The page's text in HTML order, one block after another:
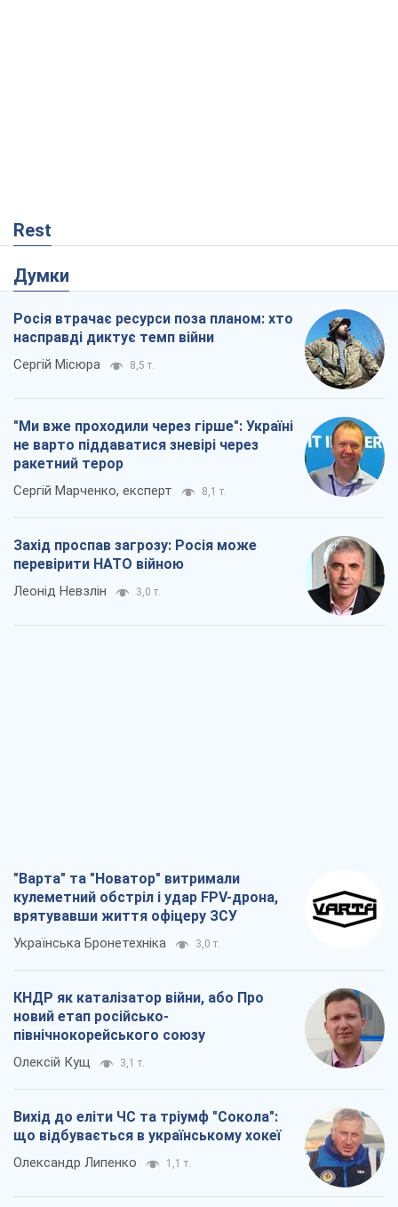
Rest
Думки
Росія втрачає ресурси поза планом: хто
насправді диктує темп війни
Сергій Місюра 8,5 т.
"Ми вже проходили через гірше": Україні
не варто піддаватися зневірі через
ракетний терор
Сергій Марченко, експерт 8,1 т.
Захід проспав загрозу: Росія може
перевірити НАТО війною
Леонід Невзлін 3,0 т.
"Варта" та "Новатор" витримали
кулеметний обстріл і удар FPV-дрона,
врятувавши життя офіцеру ЗСУ
Українська Бронетехніка 3,0 т.
КНДР як каталізатор війни, або Про
новий етап російсько-
північнокорейського союзу
Олексій Кущ 3,1 т.
Вихід до еліти ЧС та тріумф "Сокола":
що відбувається в українському хокеї
Олександр Липенко 1,1 т.